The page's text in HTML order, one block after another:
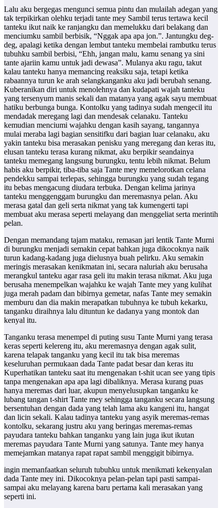
Lalu aku bergegas mengunci semua pintu dan mulailah adegan yang
tak terpikirkan olehku terjadi tante mey Sambil terus tertawa kecil
tanteku ikut naik ke ranjangku dan memelukku dari belakang dan
menciumku sambil berbisik, “Nggak apa apa jon.”. Jantungku deg-
deg, apalagi ketika dengan lembut tanteku membelai rambutku terus
tubuhku sambil berbisi, “Ehh, jangan malu, kamu senang ya sini
tante ajariin kamu untuk jadi dewasa”. Mulanya aku ragu, takut
kalau tanteku hanya memancing reaksiku saja, tetapi ketika
rabaannya turun ke arah selangkanganku aku jadi berubah senang.
Kuberanikan diri untuk menolehnya dan kudapati wajah tanteku
yang tersenyum manis sekali dan matanya yang agak sayu membuat
hatiku berbunga bunga. Kontolku yang tadinya sudah mengecil itu
mendadak meregang lagi dan mendesak celanaku. Tanteku
kemudian menciumi wajahku dengan kasih sayang, tangannya
mulai meraba lagi bagian sensitifku dari bagian luar celanaku, aku
yakin tanteku bisa merasakan penisku yang meregang dan keras itu,
elusan tanteku terasa kurang nikmat, aku berpikir seandainya
tanteku memegang langsung burungku, tentu lebih nikmat. Belum
habis aku berpikir, tiba-tiba saja Tante mey memelorotkan celana
pendekku sampai terlepas, sehingga burungku yang sudah tegang
itu bebas mengacung diudara terbuka. Dengan kelima jarinya
tanteku menggenggam burungku dan meremasnya pelan. Aku
merasa gatal dan geli serta nikmat yang tak kumengerti tapi
membuat aku merasa seperti melayang dan menggeliat serta merintih
pelan.
Dengan memandang tajam mataku, remasan jari lentik Tante Murni
di burungku menjadi semakin cepat bahkan juga dikocoknya naik
turun kadang-kadang juga dielusnya buah pelirku. Aku semakin
meringis merasakan kenikmatan ini, secara naluriah aku berusaha
merangkul tanteku agar rasa geli itu makin terasa nikmat. Aku juga
berusaha menempelkan wajahku ke wajah Tante mey yang kulihat
juga merah padam dan bibirnya gemetar, nafas Tante mey semakin
memburu dan dia makin merapatkan tubuhnya ke tubuh kekarku,
tanganku diraihnya lalu dituntun ke dadanya yang montok dan
kenyal itu.
Tanganku terasa menempel di puting susu Tante Murni yang terasa
keras seperti kelereng itu, aku meremasnya dengan agak sulit,
karena telapak tanganku yang kecil itu tak bisa meremas
keseluruhan permukaan dada Tante padat besar dan keras itu
Kuperhatikan tanteku saat itu mengenakan t-shit ucan see yang tipis
tanpa mengenakan apa apa lagi dibaliknya. Merasa kurang puas
hanya meremas dari luar, akupun menyelusupkan tanganku ke
lubang tangan t-shirt Tante mey sehingga tanganku secara langsung
bersentuhan dengan dada yang telah lama aku kangeni itu, hangat
dan licin sekali. Kalau tadinya tanteku yang asyik meremas-remas
kontolku, sekarang justru aku yang beringas meremas-remas
payudara tanteku bahkan tanganku yang lain juga ikut ikutan
meremas payudara Tante Murni yang satunya. Tante mey hanya
memejamkan matanya rapat rapat sambil menggigit bibirnya.
ingin memanfaatkan seluruh tubuhku untuk menikmati kekenyalan
dada Tante mey ini. Dikocoknya pelan-pelan tapi pasti sampai-
sampai aku melayang karena baru pertama kali merasakan yang
seperti ini.